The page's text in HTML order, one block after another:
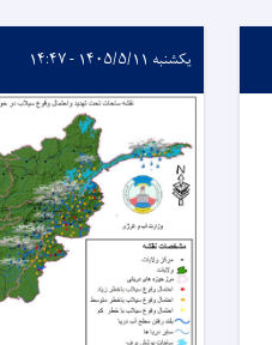
یکشنبه ۱۴۰۵/۵/۱۱ - ۱۴:۴۷